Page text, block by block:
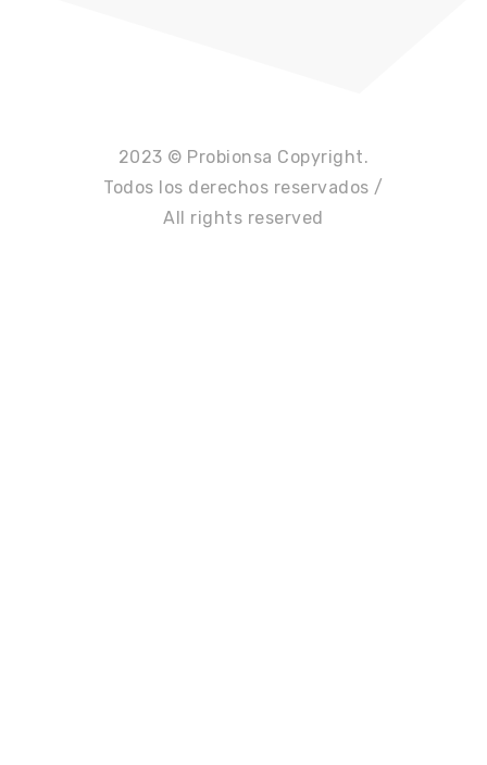
2023 © Probionsa Copyright.
Todos los derechos reservados /
All rights reserved